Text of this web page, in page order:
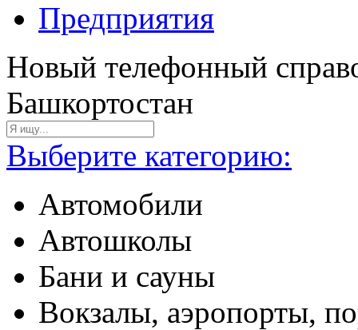
Предприятия
Новый телефонный
Башкортостан
Выберите категорию:
Автомобили
Автошколы
Бани и сауны
Вокзалы, аэропорты,